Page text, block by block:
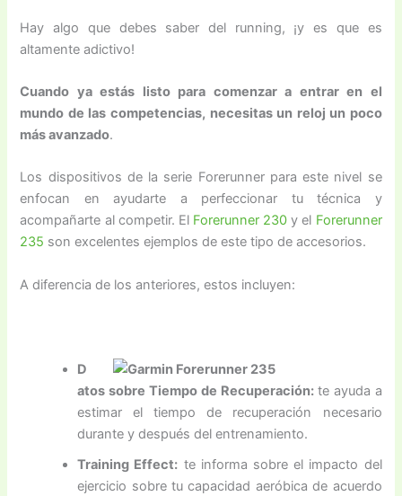
Hay algo que debes saber del running, ¡y es que es
altamente adictivo!
Cuando ya estás listo para comenzar a entrar en el
mundo de las competencias, necesitas un reloj un poco
más avanzado.
Los dispositivos de la serie Forerunner para este nivel se
enfocan en ayudarte a perfeccionar tu técnica y
acompañarte al competir. El Forerunner 230 y el Forerunner
235 son excelentes ejemplos de este tipo de accesorios.
A diferencia de los anteriores, estos incluyen:
D
atos sobre Tiempo de Recuperación: te ayuda a
estimar el tiempo de recuperación necesario
durante y después del entrenamiento.
Training Effect: te informa sobre el impacto del
ejercicio sobre tu capacidad aeróbica de acuerdo